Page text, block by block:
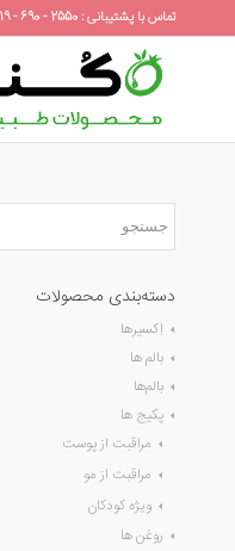
تماس با پشتیبانی : 2550 - 690 - 0919
دسته‌بندی محصولات
اِکسیرها
بالم ها
بالم‌ها
پکیج ها
مراقبت از پوست
مراقبت از مو
ویژه کودکان
روغن ها